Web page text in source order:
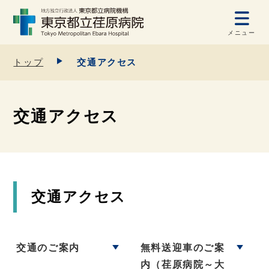
メニュー
トップ 交通アクセス
交通アクセス
交通アクセス
交通のご案内
無料送迎車のご案
内（荏原病院～大